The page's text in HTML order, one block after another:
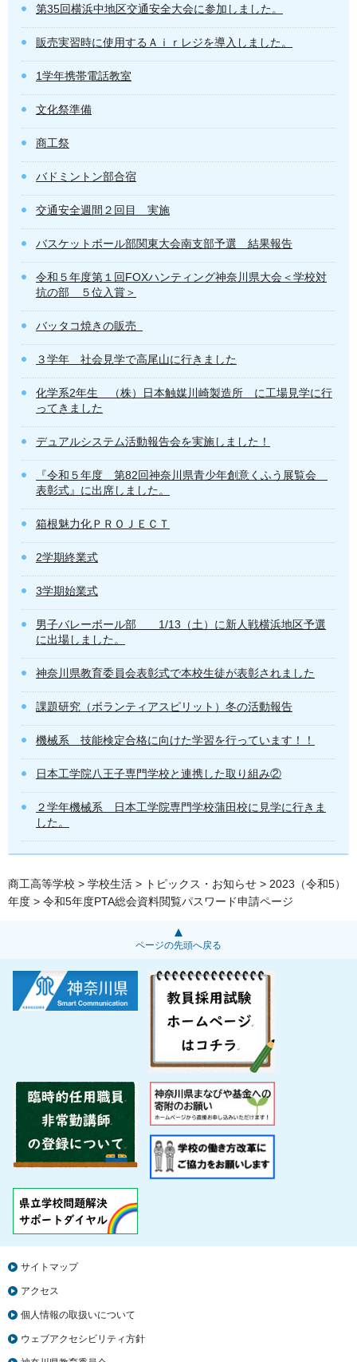
第35回横浜中地区交通安全大会に参加しました。
販売実習時に使用するＡｉｒレジを導入しました。
1学年携帯電話教室
文化祭準備
商工祭
バドミントン部合宿
交通安全週間２回目 実施
バスケットボール部関東大会南支部予選 結果報告
令和５年度第１回FOXハンティング神奈川県大会＜学校対
抗の部 ５位入賞＞
バッタコ焼きの販売
３学年 社会見学で高尾山に行きました
化学系2年生 （株）日本触媒川崎製造所 に工場見学に行
ってきました
デュアルシステム活動報告会を実施しました！
『令和５年度 第82回神奈川県青少年創意くふう展覧会
表彰式』に出席しました。
箱根魅力化ＰＲＯＪＥＣＴ
2学期終業式
3学期始業式
男子バレーボール部 1/13（土）に新人戦横浜地区予選
に出場しました。
神奈川県教育委員会表彰式で本校生徒が表彰されました
課題研究（ボランティアスピリット）冬の活動報告
機械系 技能検定合格に向けた学習を行っています！！
日本工学院八王子専門学校と連携した取り組み②
２学年機械系 日本工学院専門学校蒲田校に見学に行きま
した。
商工高等学校 > 学校生活 > トピックス・お知らせ > 2023（令和5）
年度 > 令和5年度PTA総会資料閲覧パスワード申請ページ
ページの先頭へ戻る
サイトマップ
アクセス
個人情報の取扱いについて
ウェブアクセシビリティ方針